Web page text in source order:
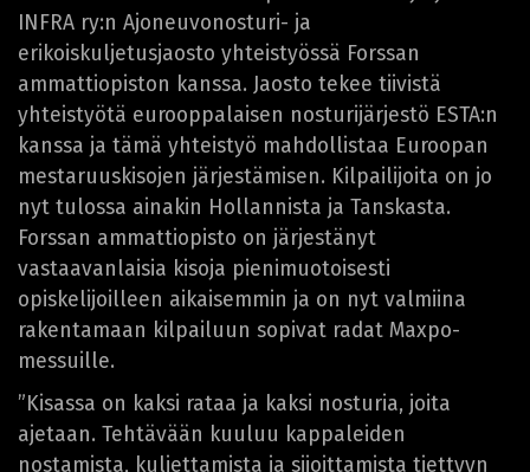
INFRA ry:n Ajoneuvonosturi- ja
erikoiskuljetusjaosto yhteistyössä Forssan
ammattiopiston kanssa. Jaosto tekee tiivistä
yhteistyötä eurooppalaisen nosturijärjestö ESTA:n
kanssa ja tämä yhteistyö mahdollistaa Euroopan
mestaruuskisojen järjestämisen. Kilpailijoita on jo
nyt tulossa ainakin Hollannista ja Tanskasta.
Forssan ammattiopisto on järjestänyt
vastaavanlaisia kisoja pienimuotoisesti
opiskelijoilleen aikaisemmin ja on nyt valmiina
rakentamaan kilpailuun sopivat radat Maxpo-
messuille.
”Kisassa on kaksi rataa ja kaksi nosturia, joita
ajetaan. Tehtävään kuuluu kappaleiden
nostamista, kuljettamista ja sijoittamista tiettyyn